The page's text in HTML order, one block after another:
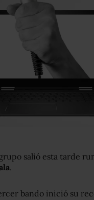
salió esta tarde
.
bando inició su